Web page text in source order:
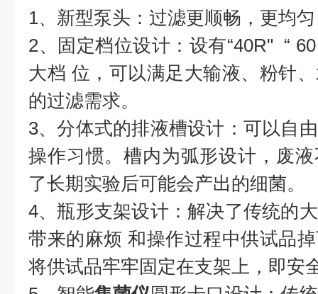
1、新型泵头：过滤更顺畅，更均
2、固定档位设计：设有“40R" “
大档 位，可以满足大输液、粉针
的过滤需求。
3、分体式的排液槽设计：可以自
操作习惯。槽内为弧形设计，废
了长期实验后可能会产出的细菌。
4、瓶形支架设计：解决了传统的
带来的麻烦 和操作过程中供试品
将供试品牢牢固定在支架上，即安